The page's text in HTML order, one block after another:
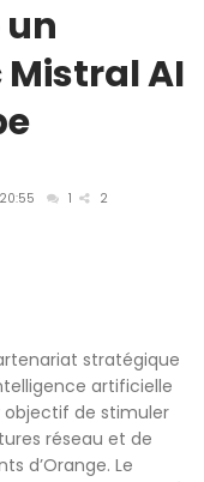
AI
1 2
stratégique
artificielle
objectif de stimuler
réseau et de
d’Orange. Le